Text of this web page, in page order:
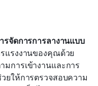
จัดการการลางานแบบ
แรงงานของคุณด้วย
มการเข้างานและการ
ยให้การตรวจสอบความ